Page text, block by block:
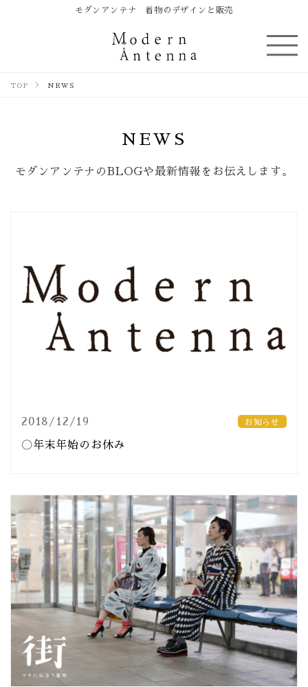
モダンアンテナ 着物のデザインと販売
TOP NEWS
NEWS
モダンアンテナのBLOGや最新情報をお伝えします。
2018/12/19 お知らせ
〇年末年始のお休み